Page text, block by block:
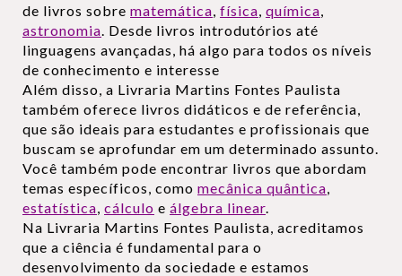
de livros sobre matemática, física, química,
astronomia. Desde livros introdutórios até
linguagens avançadas, há algo para todos os níveis
de conhecimento e interesse
Além disso, a Livraria Martins Fontes Paulista
também oferece livros didáticos e de referência,
que são ideais para estudantes e profissionais que
buscam se aprofundar em um determinado assunto.
Você também pode encontrar livros que abordam
temas específicos, como mecânica quântica,
estatística, cálculo e álgebra linear.
Na Livraria Martins Fontes Paulista, acreditamos
que a ciência é fundamental para o
desenvolvimento da sociedade e estamos